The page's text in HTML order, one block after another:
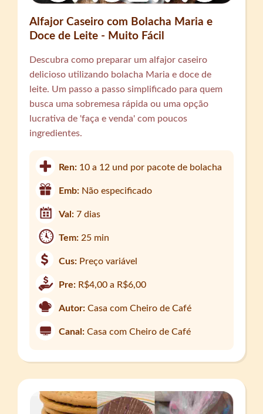
Alfajor Caseiro com Bolacha Maria e
Doce de Leite - Muito Fácil
Descubra como preparar um alfajor caseiro
delicioso utilizando bolacha Maria e doce de
leite. Um passo a passo simplificado para quem
busca uma sobremesa rápida ou uma opção
lucrativa de 'faça e venda' com poucos
ingredientes.
Ren: 10 a 12 und por pacote de bolacha
Emb: Não especificado
Val:7 dias
Tem: 25 min
Cus: Preço variável
Pre: R$4,00 a R$6,00
Autor: Casa com Cheiro de Café
Canal: Casa com Cheiro de Café